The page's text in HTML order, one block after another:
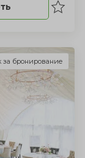
за бронирование